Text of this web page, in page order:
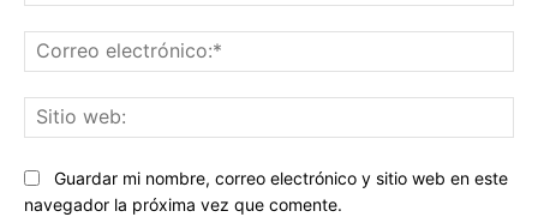
Guardar mi nombre, correo electrónico y sitio web en este
navegador la próxima vez que comente.